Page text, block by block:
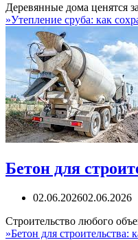
Деревянные дома ценятся
»Утепление сруба: как
Бетон для
02.06.202602.06.2026
Строительство любого
»Бетон для строительства: